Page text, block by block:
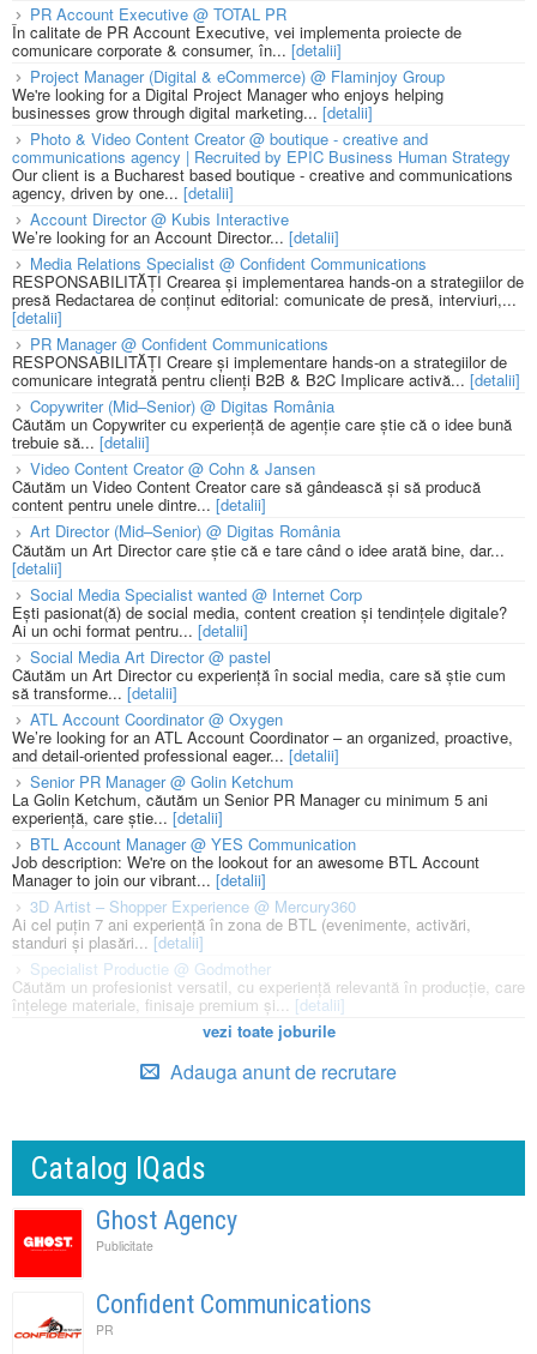
PR Account Executive @ TOTAL PR
În calitate de PR Account Executive, vei implementa proiecte de
comunicare corporate & consumer, în... [detalii]
Project Manager (Digital & eCommerce) @ Flaminjoy Group
We're looking for a Digital Project Manager who enjoys helping
businesses grow through digital marketing... [detalii]
Photo & Video Content Creator @ boutique - creative and
communications agency | Recruited by EPIC Business Human Strategy
Our client is a Bucharest based boutique - creative and communications
agency, driven by one... [detalii]
Account Director @ Kubis Interactive
We’re looking for an Account Director... [detalii]
Media Relations Specialist @ Confident Communications
RESPONSABILITĂȚI Crearea și implementarea hands-on a strategiilor de
presă Redactarea de conținut editorial: comunicate de presă, interviuri,...
[detalii]
PR Manager @ Confident Communications
RESPONSABILITĂȚI Creare și implementare hands-on a strategiilor de
comunicare integrată pentru clienți B2B & B2C Implicare activă... [detalii]
Copywriter (Mid–Senior) @ Digitas România
Căutăm un Copywriter cu experiență de agenție care știe că o idee bună
trebuie să... [detalii]
Video Content Creator @ Cohn & Jansen
Căutăm un Video Content Creator care să gândească și să producă
content pentru unele dintre... [detalii]
Art Director (Mid–Senior) @ Digitas România
Căutăm un Art Director care știe că e tare când o idee arată bine, dar...
[detalii]
Social Media Specialist wanted @ Internet Corp
Ești pasionat(ă) de social media, content creation și tendințele digitale?
Ai un ochi format pentru... [detalii]
Social Media Art Director @ pastel
Căutăm un Art Director cu experiență în social media, care să știe cum
să transforme... [detalii]
ATL Account Coordinator @ Oxygen
We’re looking for an ATL Account Coordinator – an organized, proactive,
and detail-oriented professional eager... [detalii]
Senior PR Manager @ Golin Ketchum
La Golin Ketchum, căutăm un Senior PR Manager cu minimum 5 ani
experiență, care știe... [detalii]
BTL Account Manager @ YES Communication
Job description: We're on the lookout for an awesome BTL Account
Manager to join our vibrant... [detalii]
3D Artist – Shopper Experience @ Mercury360
Ai cel puțin 7 ani experiență în zona de BTL (evenimente, activări,
standuri și plasări...[detalii]
Specialist Productie @ Godmother
Căutăm un profesionist versatil, cu experiență relevantă în producție, care
înțelege materiale, finisaje premium și... [detalii]
vezi toate joburile
Adauga anunt de recrutare
Catalog IQads
Ghost Agency
Publicitate
Confident Communications
PR